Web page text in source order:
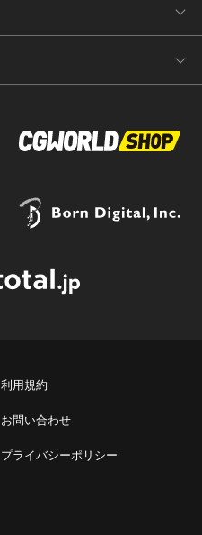
利用規約
お問い合わせ
プライバシーポリシー